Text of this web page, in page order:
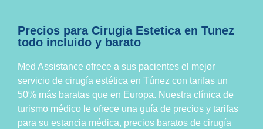
Precios para Cirugia Estetica en Tunez
todo incluido y barato
Med Assistance ofrece a sus pacientes el mejor
servicio de cirugía estética en Túnez con tarifas un
50% más baratas que en Europa. Nuestra clínica de
turismo médico le ofrece una guía de precios y tarifas
para su estancia médica, precios baratos de cirugía